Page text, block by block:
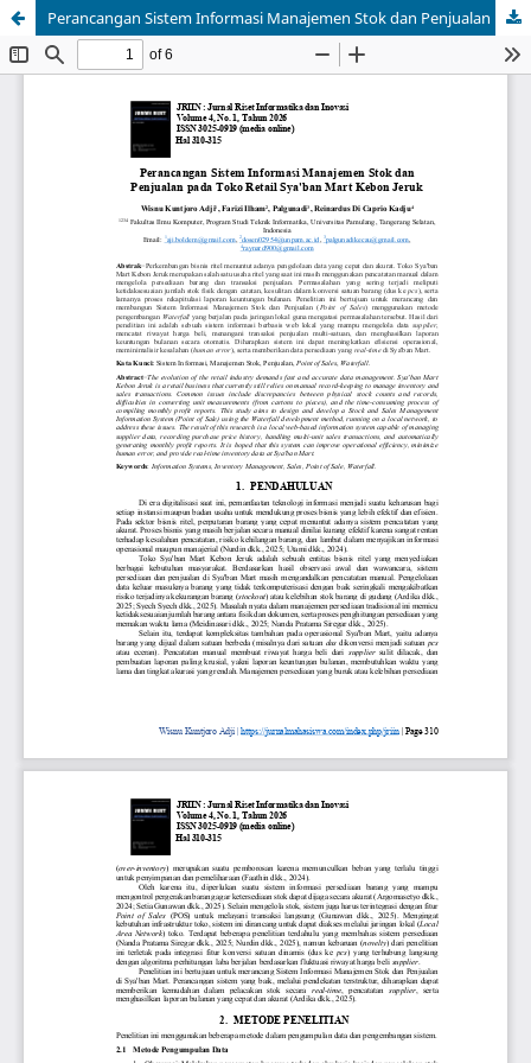
Perancangan Sistem Informasi Manajemen Stok dan Penjualan pada Toko Retail Sya'ban Mart Kebon Jeruk